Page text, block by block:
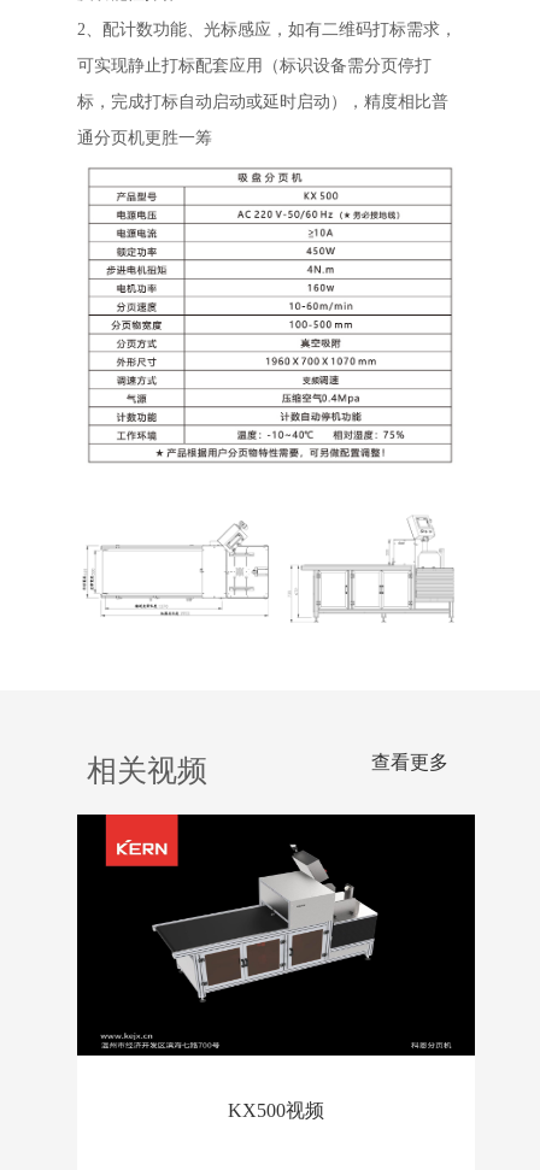
2、配计数功能、光标感应，如有二维码打标需求，
可实现静止打标配套应用（标识设备需分页停打
标，完成打标自动启动或延时启动），精度相比普
通分页机更胜一筹
相关视频 查看更多
KX500视频